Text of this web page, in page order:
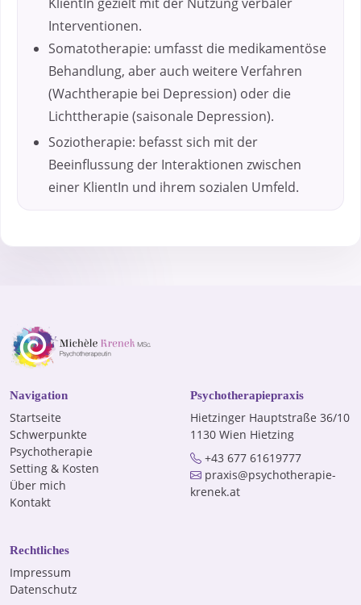
Interventionen.
Somatotherapie: umfasst die medikamentöse
Behandlung, aber auch weitere Verfahren
(Wachtherapie bei Depression) oder die
Lichttherapie (saisonale Depression).
Soziotherapie: befasst sich mit der
Beeinflussung der Interaktionen zwischen
einer KlientIn und ihrem sozialen Umfeld.
Navigation
Startseite
Schwerpunkte
Psychotherapie
Setting & Kosten
Über mich
Kontakt
Psychotherapiepraxis
Hietzinger Hauptstraße 36/10
1130 Wien Hietzing
+43 677 61619777
praxis@psychotherapie-
krenek.at
Rechtliches
Impressum
Datenschutz